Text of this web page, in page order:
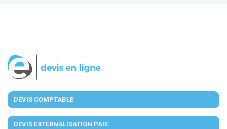
DEVIS COMPTABLE
DEVIS EXTERNALISATION PAIE